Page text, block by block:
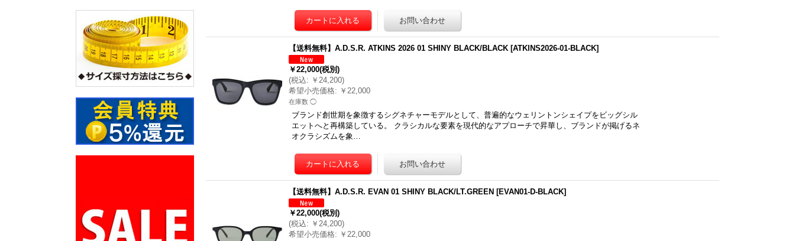
【送料無料】A.D.S.R. ATKINS 2026 01 SHINY BLACK/BLACK [ATKINS2026-01-BLACK]
￥22,000(税別)
(税込: ￥24,200)
希望小売価格: ￥22,000
在庫数 ◯
ブランド創世期を象徴するシグネチャーモデルとして、普遍的なウェリントンシェイプをビッグシル
エットへと再構築している。 クラシカルな要素を現代的なアプローチで昇華し、ブランドが掲げるネ
オクラシズムを象…
【送料無料】A.D.S.R. EVAN 01 SHINY BLACK/LT.GREEN [EVAN01-D-BLACK]
￥22,000(税別)
(税込: ￥24,200)
希望小売価格: ￥22,000